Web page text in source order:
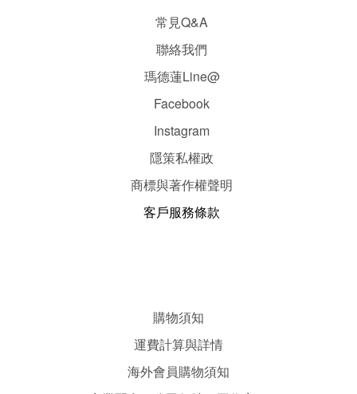
常見Q&A
聯絡我們
瑪德蓮Line@
Facebook
Instagram
隱策私權政
商標與著作權聲明
客戶服務條款
購物須知
運費計算與詳情
海外會員購物須知